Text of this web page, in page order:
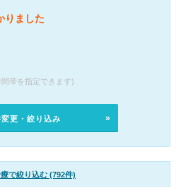
りました
帯を指定できます)
更・絞り込み
で絞り込む (792件)